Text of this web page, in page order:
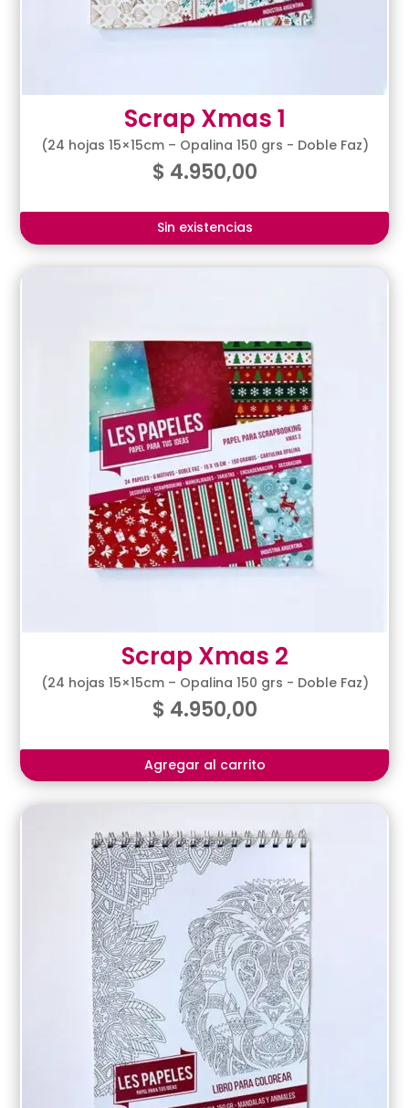
Scrap Xmas 1
(24 hojas 15×15cm – Opalina 150 grs - Doble Faz)
$ 4.950,00
Sin existencias
Scrap Xmas 2
(24 hojas 15×15cm – Opalina 150 grs - Doble Faz)
$ 4.950,00
Agregar al carrito